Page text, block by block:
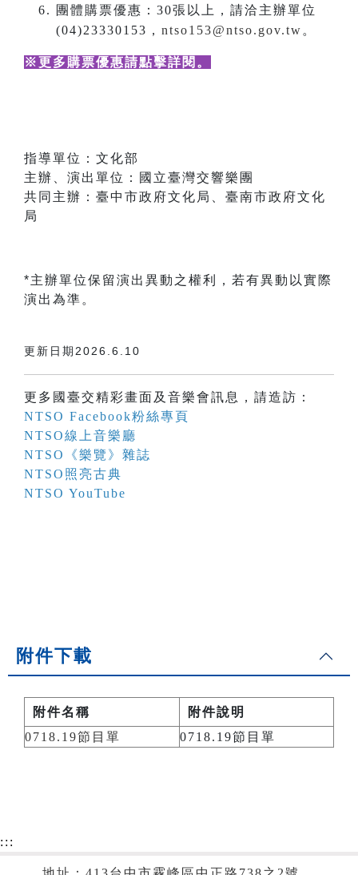
團體購票優惠：30張以上，請洽主辦單位
(04)23330153， ntso153@ntso.gov.tw 。
※更多購票優惠請點擊詳閱 。
指導單位：文化部
主辦、演出單位：國立臺灣交響樂團
共同主辦：臺中市政府文化局、臺南市政府文化
局
*主辦單位保留演出異動之權利，若有異動以實際
演出為準。
更新日期2026.6.10
更多國臺交精彩畫面及音樂會訊息，請造訪：
NTSO Facebook粉絲專頁
NTSO線上音樂廳
NTSO《樂覽》雜誌
NTSO照亮古典
NTSO YouTube
附件下載
附件名稱
附件說明
0718.19節目單
0718.19節目單
:::